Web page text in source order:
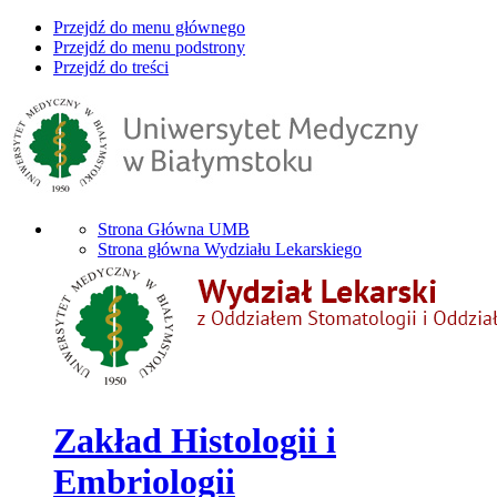
Przejdź do menu głównego
Przejdź do menu podstrony
Przejdź do treści
Strona Główna UMB
Strona główna Wydziału Lekarskiego
Zakład Histologii i
Embriologii